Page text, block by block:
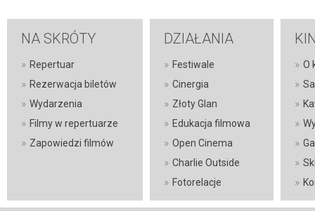
NA SKRÓTY
» Repertuar
» Rezerwacja biletów
» Wydarzenia
» Filmy w repertuarze
» Zapowiedzi filmów
DZIAŁANIA
» Festiwale
» Cinergia
» Złoty Glan
» Edukacja filmowa
» Open Cinema
» Charlie Outside
» Fotorelacje
» O
»
»
»
»
»
»